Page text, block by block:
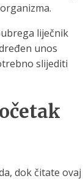
liječnik
unos
slijediti
dok čitate ovaj